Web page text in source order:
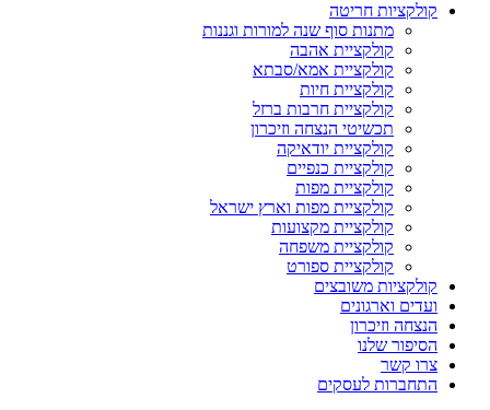
קולקציות חריטה
מתנות סוף שנה למורות וגננות
קולקציית אהבה
קולקציית אמא/סבתא
קולקציית חיות
קולקציית חרבות ברזל
תכשיטי הנצחה וזיכרון
קולקציית יודאיקה
קולקציית כנפיים
קולקציית מפות
קולקציית מפות וארץ ישראל
קולקציית מקצועות
קולקציית משפחה
קולקציית ספורט
קולקציות משובצים
ועדים וארגונים
הנצחה וזיכרון
הסיפור שלנו
צרו קשר
התחברות לעסקים